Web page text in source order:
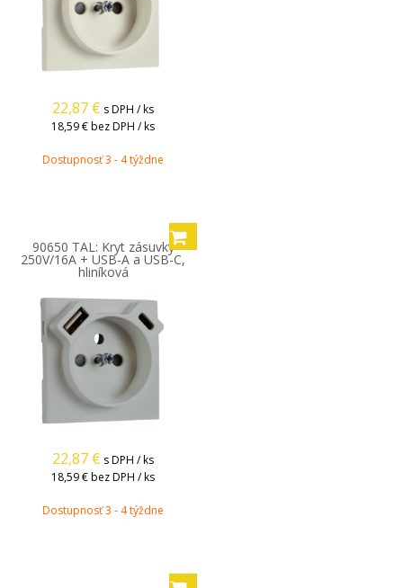
22,87 € s DPH / ks
18,59 €bez DPH / ks
Dostupnosť 3 - 4 týždne
90650 TAL: Kryt zásuvky
250V/16A + USB-A a USB-C,
hliníková
22,87 € s DPH / ks
18,59 €bez DPH / ks
Dostupnosť 3 - 4 týždne